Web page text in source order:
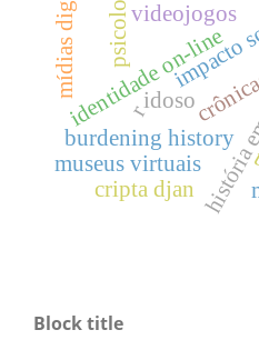
idoso
identidade on-line
burdening history
mídias digitais videojogos
r
museus virtuais
cripta djan
Block title